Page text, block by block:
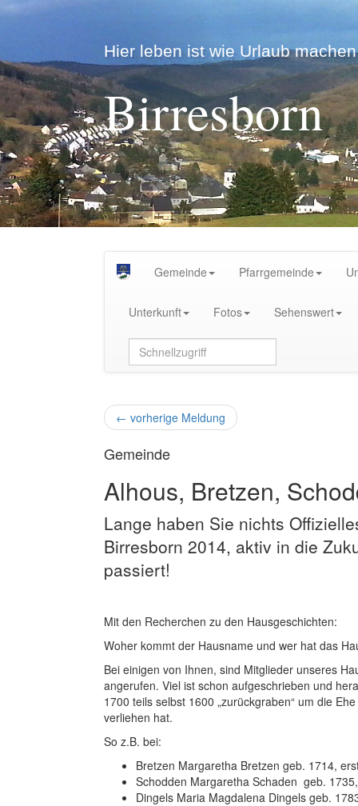
Hier leben ist wie Urlaub
Birresborn
Gemeinde Pfarrgemeinde
Unterkunft Fotos Sehenswert
← vorherige Meldung
Gemeinde
Alhous, Bretzen,
Lange haben Sie nichts
Birresborn 2014, aktiv in die
passiert!
Mit den Recherchen zu den Hausgeschichten:
Woher kommt der Hausname und wer hat das
Bei einigen von Ihnen, sind Mitglieder unseres
angerufen. Viel ist schon aufgeschrieben und
1700 teils selbst 1600 „zurückgraben“ um die
verliehen hat.
So z.B. bei:
Bretzen Margaretha Bretzen geb. 1714,
Schodden Margaretha Schaden geb.
Dingels Maria Magdalena Dingels geb.